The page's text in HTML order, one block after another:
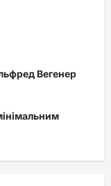
Вегенер